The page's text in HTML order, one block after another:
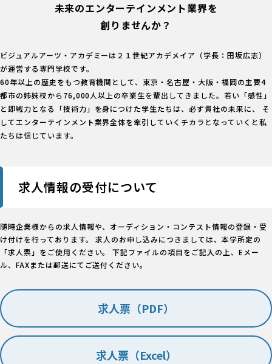
未来のエンターテインメント業界を
創りませんか？
ビジュアルアーツ・アカデミーは２１世紀アカデメイア（学長：田坂広志）
が運営する専門学校です。
60年以上の歴史をもつ教育機関として、東京・名古屋・大阪・福岡の主要4
都市の姉妹校から76,000人以上の卒業生を輩出してきました。若い「感性」
と即戦力となる「技術力」を身につけた学生たちは、必ず貴社の未来に、
そ
してエンターテインメント業界全体を牽引していくチカラとなっていくと私
たちは信じています。
求人情報の受付について
随時企業様からの求人情報や、オーディション・コンテスト情報の登録・受
け付けを行っております。 求人のお申し込みにつきましては、本学所定の
「求人票」をご使用ください。 下記ファイルの項目をご記入の上、Eメー
ル、FAXまたは郵送にてご送付ください。
求人票（PDF）
求人票（Excel）